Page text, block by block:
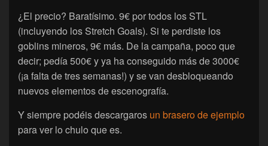
¿El precio? Baratísimo. 9€ por todos los STL
(incluyendo los Stretch Goals). Si te perdiste los
goblins mineros, 9€ más. De la campaña, poco que
decir; pedía 500€ y ya ha conseguido más de 3000€
(¡a falta de tres semanas!) y se van desbloqueando
nuevos elementos de escenografía.
Y siempre podéis descargaros un brasero de ejemplo
para ver lo chulo que es.